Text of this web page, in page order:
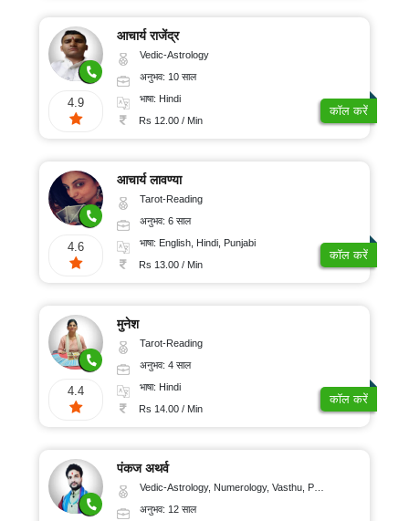
4.9
आचार्य राजेंद्र
Vedic-Astrology
अनुभव: 10 साल
भाषा: Hindi
Rs 12.00 / Min
कॉल करें
4.6
आचार्य लावण्या
Tarot-Reading
अनुभव: 6 साल
भाषा: English, Hindi, Punjabi
Rs 13.00 / Min
कॉल करें
4.4
मुनेश
Tarot-Reading
अनुभव: 4 साल
भाषा: Hindi
Rs 14.00 / Min
कॉल करें
पंकज अथर्व
Vedic-Astrology, Numerology, Vasthu, Psychology, Medical-Astrology, Tree-Astrology, Prashna-Kundali
अनुभव: 12 साल